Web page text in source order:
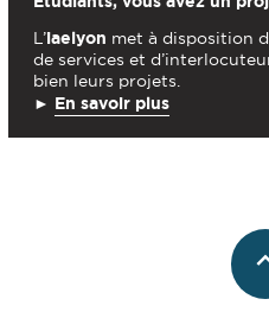
L’iaelyon met à disposition
de services et
bien leurs projets.
► En savoir plus